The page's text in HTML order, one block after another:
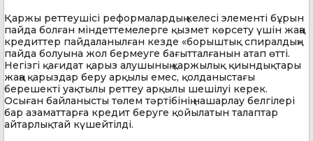
Қаржы реттеушісі реформалардың келесі элементі бұрын
пайда болған міндеттемелерге қызмет көрсету үшін жаңа
кредиттер пайдаланылған кезде «борыштық спиралдың»
пайда болуына жол бермеуге бағытталғанын атап өтті.
Негізгі қағидат қарыз алушының қаржылық қиындықтары
жаңа қарыздар беру арқылы емес, қолданыстағы
берешекті уақтылы реттеу арқылы шешілуі керек.
Осыған байланысты төлем тәртібінің нашарлау белгілері
бар азаматтарға кредит беруге қойылатын талаптар
айтарлықтай күшейтілді.